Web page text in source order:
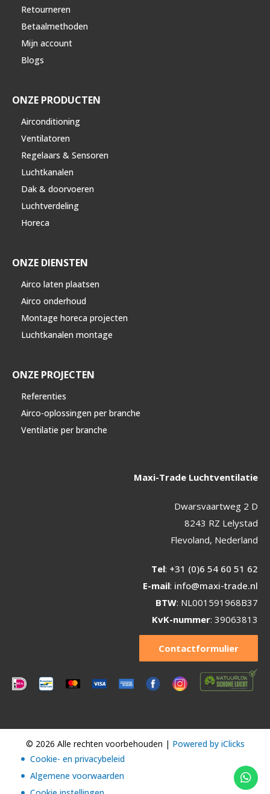
Retourneren
Betaalmethoden
Mijn account
Blogs
ONZE PRODUCTEN
Airconditioning
Ventilatoren
Regelaars & Sensoren
Luchtkanalen
Dak & doorvoeren
Luchtverdeling
Horeca
ONZE DIENSTEN
Airco laten plaatsen
Airco onderhoud
Montage horeca projecten
Luchtkanalen montage
ONZE PROJECTEN
Referenties
Airco-oplossingen per branche
Ventilatie per branche
Maxi-Trade Luchtventilatie
Dwarsvaartweg 2 D
8243 RZ Lelystad
Flevoland, Nederland
Tel: +31 (0)6 54 60 51 62
E-mail: info@maxi-trade.nl
BTW: NL001591968B37
KvK-nummer: 39063813
Contactformulier
© 2026 Alle rechten voorbehouden | Powered by iClicks
Cookie- en privacybeleid
Algemene voorwaarden